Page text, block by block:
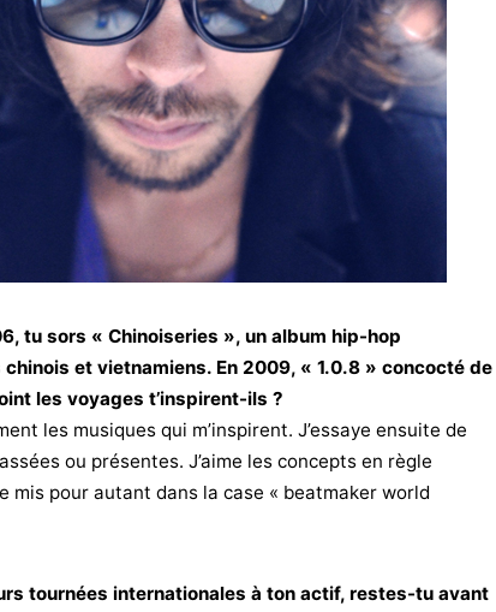
tu sors « Chinoiseries », un album hip-hop
et vietnamiens. En 2009, « 1.0.8 » concocté de
les voyages t’inspirent-ils ?
les musiques qui m’inspirent. J’essaye ensuite de
ou présentes. J’aime les concepts en règle
mis pour autant dans la case « beatmaker world
tournées internationales à ton actif, restes-tu avant